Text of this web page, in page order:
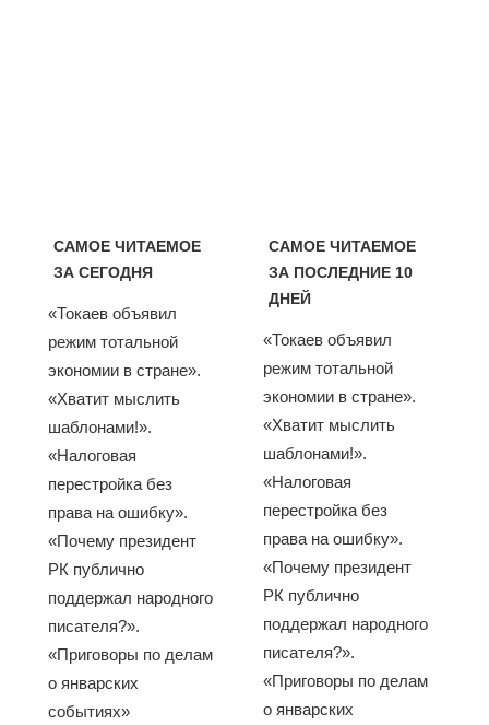
САМОЕ ЧИТАЕМОЕ
ЗА СЕГОДНЯ
«Токаев объявил
режим тотальной
экономии в стране».
«Хватит мыслить
шаблонами!».
«Налоговая
перестройка без
права на ошибку».
«Почему президент
РК публично
поддержал народного
писателя?».
«Приговоры по делам
о январских
событиях»
САМОЕ ЧИТАЕМОЕ
ЗА ПОСЛЕДНИЕ 10
ДНЕЙ
«Токаев объявил
режим тотальной
экономии в стране».
«Хватит мыслить
шаблонами!».
«Налоговая
перестройка без
права на ошибку».
«Почему президент
РК публично
поддержал народного
писателя?».
«Приговоры по делам
о январских